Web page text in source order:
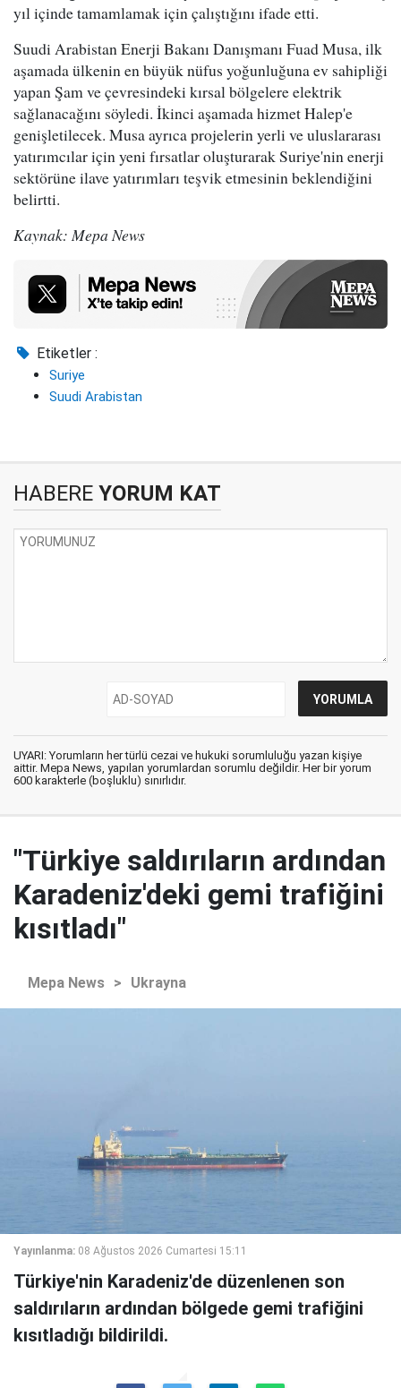
yıl içinde tamamlamak için çalıştığını ifade etti.
Suudi Arabistan Enerji Bakanı Danışmanı Fuad Musa, ilk
aşamada ülkenin en büyük nüfus yoğunluğuna ev sahipliği
yapan Şam ve çevresindeki kırsal bölgelere elektrik
sağlanacağını söyledi. İkinci aşamada hizmet Halep'e
genişletilecek. Musa ayrıca projelerin yerli ve uluslararası
yatırımcılar için yeni fırsatlar oluşturarak Suriye'nin enerji
sektörüne ilave yatırımları teşvik etmesinin beklendiğini
belirtti.
Kaynak: Mepa News
Etiketler :
Suriye
Suudi Arabistan
HABERE YORUM KAT
UYARI: Yorumların her türlü cezai ve hukuki sorumluluğu yazan kişiye
aittir. Mepa News, yapılan yorumlardan sorumlu değildir. Her bir yorum
600 karakterle (boşluklu) sınırlıdır.
"Türkiye saldırıların ardından
Karadeniz'deki gemi trafiğini
kısıtladı"
Mepa News > Ukrayna
Yayınlanma: 08 Ağustos 2026 Cumartesi 15:11
Türkiye'nin Karadeniz'de düzenlenen son
saldırıların ardından bölgede gemi trafiğini
kısıtladığı bildirildi.